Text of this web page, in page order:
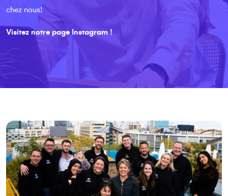
chez nous!
Visitez notre page Instagram !